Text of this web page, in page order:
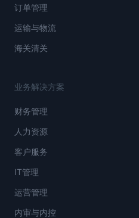
订单管理
运输与物流
海关清关
业务解决方案
财务管理
人力资源
客户服务
IT管理
运营管理
内审与内控